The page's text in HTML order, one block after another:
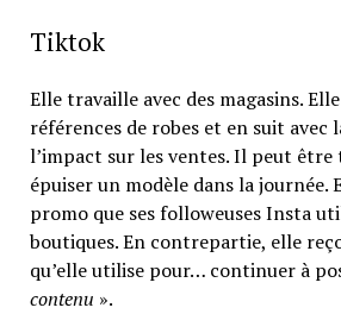
Tiktok
Elle travaille avec des magasins.
références de robes et en suit avec
l’impact sur les ventes. Il peut être
épuiser un modèle dans la journée.
promo que ses followeuses Insta
boutiques. En contrepartie, elle
qu’elle utilise pour… continuer à
contenu ».